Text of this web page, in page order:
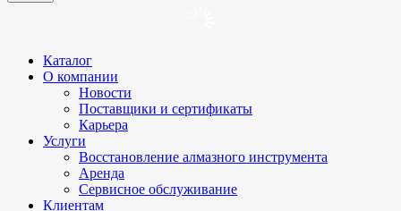
Каталог
О компании
Новости
Поставщики и сертификаты
Карьера
Услуги
Восстановление алмазного инструмента
Аренда
Сервисное обслуживание
Клиентам